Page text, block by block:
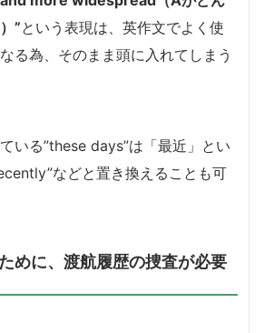
”という表現は、英作文でよく使
る為、そのまま頭に入れてしまう
いる”these days”は「最近」とい
などと置き換えることも可
めに、渡航履歴の捜査が必要